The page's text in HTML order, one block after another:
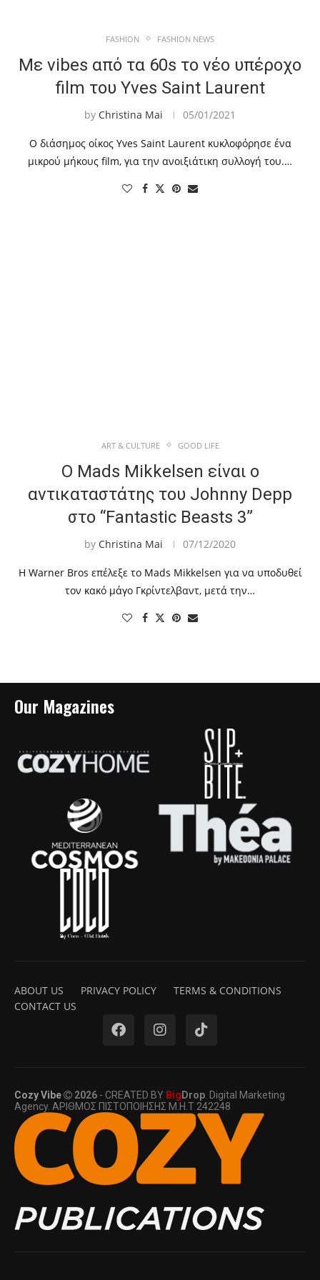
FASHION FASHION NEWS
Με vibes από τα 60s το νέο υπέροχο
film του Yves Saint Laurent
by Christina Mai 05/01/2021
O διάσημος οίκος Yves Saint Laurent κυκλοφόρησε ένα
μικρού μήκους film, για την ανοιξιάτικη συλλογή του.…
ART & CULTURE GOOD LIFE
Ο Mads Mikkelsen είναι ο
αντικαταστάτης του Johnny Depp
στο “Fantastic Beasts 3”
by Christina Mai 07/12/2020
Η Warner Bros επέλεξε το Mads Mikkelsen για να υποδυθεί
τον κακό μάγο Γκρίντελβαντ, μετά την…
Our Magazines
ABOUT US PRIVACY POLICY
TERMS & CONDITIONS
CONTACT US
Cozy Vibe 2026 - CREATED BY BigDrop . Digital Marketing
Agency. ΑΡΙΘΜΟΣ ΠΙΣΤΟΠΟΙΗΣΗΣ Μ.Η.Τ 242248